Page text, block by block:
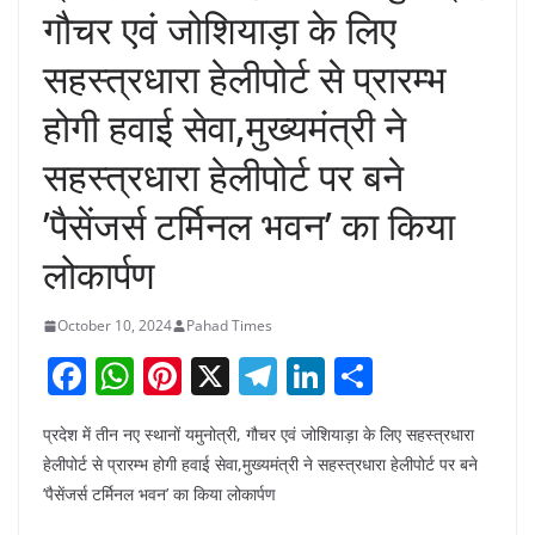
गौचर एवं जोशियाड़ा के लिए
सहस्त्रधारा हेलीपोर्ट से प्रारम्भ
होगी हवाई सेवा,मुख्यमंत्री ने
सहस्त्रधारा हेलीपोर्ट पर बने
’पैसेंजर्स टर्मिनल भवन’ का किया
लोकार्पण
October 10, 2024 Pahad Times
F
a
c
e
W
at
s
Pi
nt
er
e
X T
el
e
gr
Li
n
k
h
ar
प्रदेश में तीन नए स्थानों यमुनोत्री, गौचर एवं जोशियाड़ा के लिए सहस्त्रधारा
हेलीपोर्ट से प्रारम्भ होगी हवाई सेवा,मुख्यमंत्री ने सहस्त्रधारा हेलीपोर्ट पर बने
’पैसेंजर्स टर्मिनल भवन’ का किया लोकार्पण